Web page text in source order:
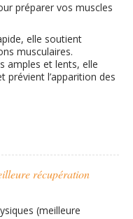
préparer vos muscles
elle soutient
musculaires.
amples et lents, elle
prévient l’apparition des
récupération
(meilleure